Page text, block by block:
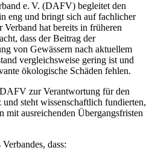
e. V. (DAFV) begleitet den
eng und bringt sich auf fachlicher
hat bereits in früheren
dass der Beitrag der
von Gewässern nach aktuellem
vergleichsweise gering ist und
ökologische Schäden fehlen.
zur Verantwortung für den
steht wissenschaftlich fundierten,
mit ausreichenden Übergangsfristen
dass: